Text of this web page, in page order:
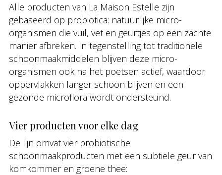
Alle producten van La Maison Estelle zijn
gebaseerd op probiotica: natuurlijke micro-
organismen die vuil, vet en geurtjes op een zachte
manier afbreken. In tegenstelling tot traditionele
schoonmaakmiddelen blijven deze micro-
organismen ook na het poetsen actief, waardoor
oppervlakken langer schoon blijven en een
gezonde microflora wordt ondersteund.
Vier producten voor elke dag
De lijn omvat vier probiotische
schoonmaakproducten met een subtiele geur van
komkommer en groene thee: